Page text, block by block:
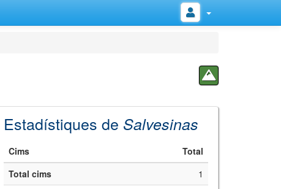
Estadístiques de Salvesinas
Cims
Total
Total cims
1